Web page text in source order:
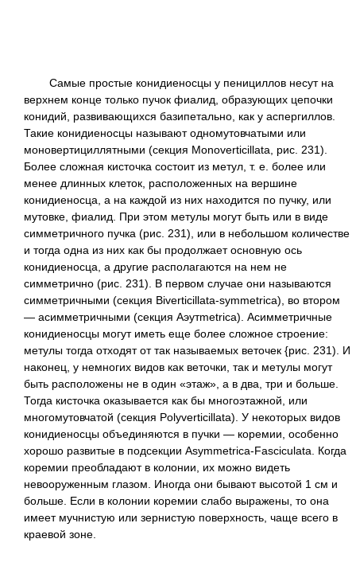
Самые простые конидиеносцы у пенициллов несут на
верхнем конце только пучок фиалид, образующих цепочки
конидий, развивающихся базипетально, как у аспергиллов.
Такие конидиеносцы называют одномутовчатыми или
моновертициллятными (секция Monoverticillata, рис. 231).
Более сложная кисточка состоит из метул, т. е. более или
менее длинных клеток, расположенных на вершине
конидиеносца, а на каждой из них находится по пучку, или
мутовке, фиалид. При этом метулы могут быть или в виде
симметричного пучка (рис. 231), или в небольшом количестве
и тогда одна из них как бы продолжает основную ось
конидиеносца, а другие располагаются на нем не
симметрично (рис. 231). В первом случае они называются
симметричными (секция Biverticillata-symmetrica), во втором
— асимметричными (секция Аэутmetrica). Асимметричные
конидиеносцы могут иметь еще более сложное строение:
метулы тогда отходят от так называемых веточек {рис. 231). И
наконец, у немногих видов как веточки, так и метулы могут
быть расположены не в один «этаж», а в два, три и больше.
Тогда кисточка оказывается как бы многоэтажной, или
многомутовчатой (секция Polyverticillata). У некоторых видов
конидиеносцы объединяются в пучки — коремии, особенно
хорошо развитые в подсекции Asymmetrica-Fasciculata. Когда
коремии преобладают в колонии, их можно видеть
невооруженным глазом. Иногда они бывают высотой 1 см и
больше. Если в колонии коремии слабо выражены, то она
имеет мучнистую или зернистую поверхность, чаще всего в
краевой зоне.